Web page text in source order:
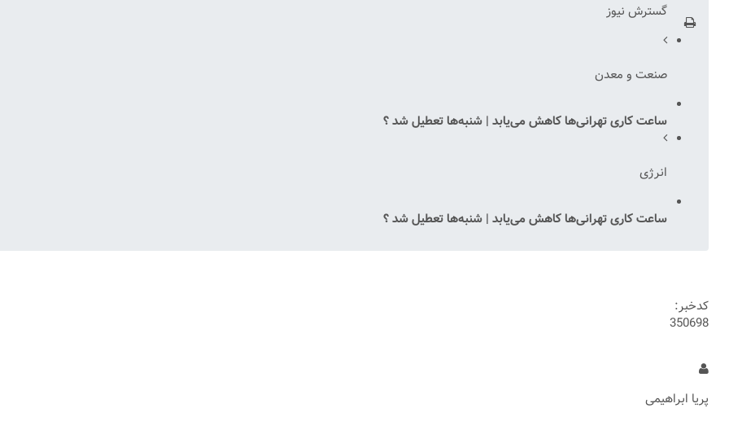
گسترش نیوز
صنعت و معدن
ساعت کاری تهرانی‌ها کاهش می‌یابد | شنبه‌ها تعطیل شد ؟
انرژی
ساعت کاری تهرانی‌ها کاهش می‌یابد | شنبه‌ها تعطیل شد ؟
کدخبر:
350698
پریا ابراهیمی